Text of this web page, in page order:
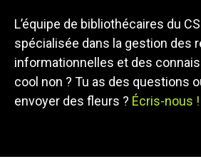
L’équipe de bibliothécaires du
spécialisée dans la gestion des
informationnelles et des
cool non ? Tu as des questions
envoyer des fleurs ? Écris-nous !